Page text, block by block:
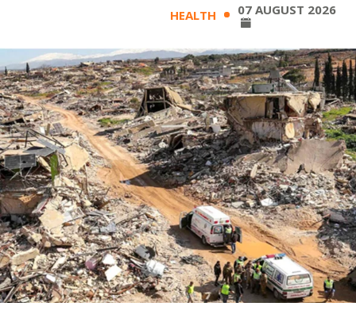
HEALTH 07 AUGUST 2026